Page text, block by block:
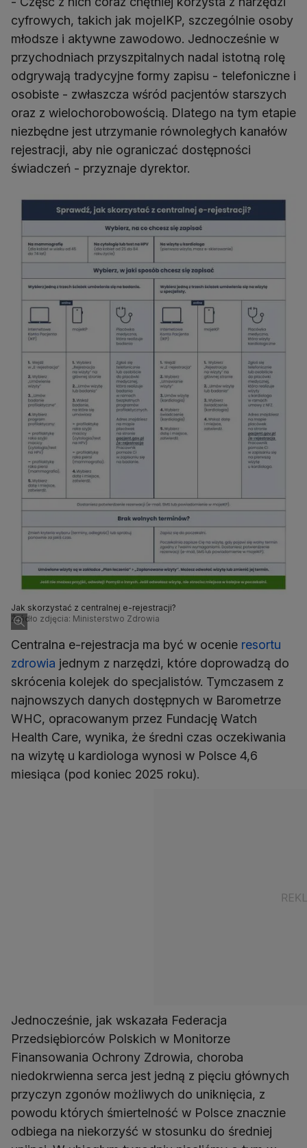
cyfrowych, takich jak mojeIKP, szczególnie osoby
młodsze i aktywne zawodowo. Jednocześnie w
przychodniach przyszpitalnych nadal istotną rolę
odgrywają tradycyjne formy zapisu - telefoniczne i
osobiste - zwłaszcza wśród pacjentów starszych
oraz z wielochorobowością. Dlatego na tym etapie
niezbędne jest utrzymanie równoległych kanałów
rejestracji, aby nie ograniczać dostępności
świadczeń - przyznaje dyrektor.
Jak skorzystać z centralnej e-rejestracji?
Źródło zdjęcia: Ministerstwo Zdrowia
Centralna e-rejestracja ma być w ocenie resortu
zdrowia jednym z narzędzi, które doprowadzą do
skrócenia kolejek do specjalistów. Tymczasem z
najnowszych danych dostępnych w Barometrze
WHC, opracowanym przez Fundację Watch
Health Care, wynika, że średni czas oczekiwania
na wizytę u kardiologa wynosi w Polsce 4,6
miesiąca (pod koniec 2025 roku).
Jednocześnie, jak wskazała Federacja
Przedsiębiorców Polskich w Monitorze
Finansowania Ochrony Zdrowia, choroba
niedokrwienna serca jest jedną z pięciu głównych
przyczyn zgonów możliwych do uniknięcia, z
powodu których śmiertelność w Polsce znacznie
odbiega na niekorzyść w stosunku do średniej